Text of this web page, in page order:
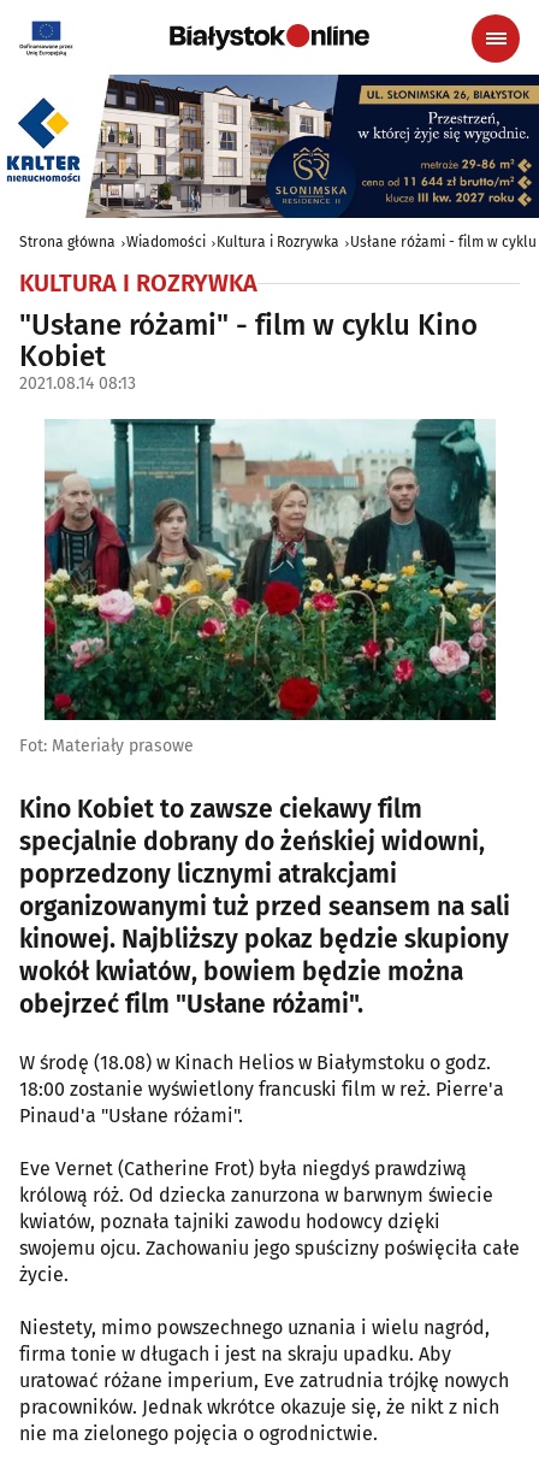
Strona główna Wiadomości Kultura i Rozrywka Usłane różami - film w
KULTURA I ROZRYWKA
"Usłane różami" - film w cyklu Kino
Kobiet
2021.08.14 08:13
Fot: Materiały prasowe
Kino Kobiet to zawsze ciekawy film
specjalnie dobrany do żeńskiej widowni,
poprzedzony licznymi atrakcjami
organizowanymi tuż przed seansem na sali
kinowej. Najbliższy pokaz będzie skupiony
wokół kwiatów, bowiem będzie można
obejrzeć film "Usłane różami".
W środę (18.08) w Kinach Helios w Białymstoku o godz.
18:00 zostanie wyświetlony francuski film w reż. Pierre'a
Pinaud'a "Usłane różami".
Eve Vernet (Catherine Frot) była niegdyś prawdziwą
królową róż. Od dziecka zanurzona w barwnym świecie
kwiatów, poznała tajniki zawodu hodowcy dzięki
swojemu ojcu. Zachowaniu jego spuścizny poświęciła całe
życie.
Niestety, mimo powszechnego uznania i wielu nagród,
firma tonie w długach i jest na skraju upadku. Aby
uratować różane imperium, Eve zatrudnia trójkę nowych
pracowników. Jednak wkrótce okazuje się, że nikt z nich
nie ma zielonego pojęcia o ogrodnictwie.